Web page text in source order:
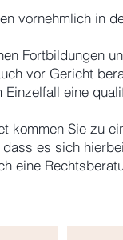
vornehmlich in
Fortbildungen
vor Gericht
eine
kommen Sie zu
es sich
eine